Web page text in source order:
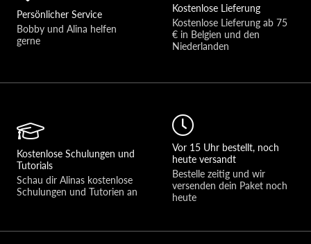
Persönlicher Service
Bobby und Alina helfen
gerne
Kostenlose Lieferung
Kostenlose Lieferung ab 75
€ in Belgien und den
Niederlanden
Kostenlose Schulungen und
Tutorials
Schau dir Alinas kostenlose
Schulungen und Tutorien an
Vor 15 Uhr bestellt, noch
heute versandt
Bestelle zeitig und wir
versenden dein Paket noch
heute